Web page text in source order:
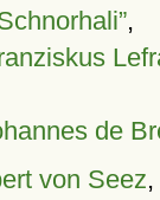
,
de
von Seez,